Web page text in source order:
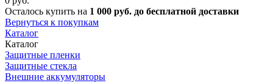
Осталось купить на 1 000 руб. до бесплатной доставки
Вернуться к покупкам
Каталог
Каталог
Защитные пленки
Защитные стекла
Внешние аккумуляторы